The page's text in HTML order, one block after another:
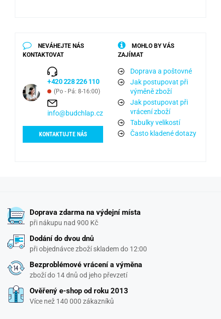
NEVÁHEJTE NÁS
KONTAKTOVAT
+420 228 226 110
(Po - Pá: 8-16:00)
info@budchlap.cz
KONTAKTUJTE NÁS
MOHLO BY VÁS
ZAJÍMAT
Doprava a poštovné
Jak postupovat při
výměně zboží
Jak postupovat při
vrácení zboží
Tabulky velikostí
Často kladené dotazy
Doprava zdarma na výdejní místa
při nákupu nad 900 Kč
Dodání do dvou dnů
při objednávce zboží skladem do 12:00
Bezproblémové vrácení a výměna
zboží do 14 dnů od jeho převzetí
Ověřený e-shop od roku 2013
Více než 140 000 zákazníků